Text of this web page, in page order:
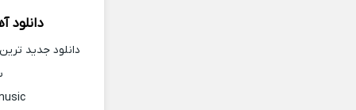
دانلود
دانلود جدید